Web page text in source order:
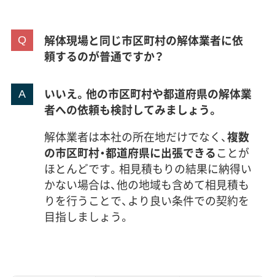
解体現場と同じ市区町村の解体業者に依
頼するのが普通ですか？
いいえ。他の市区町村や都道府県の解体業
者への依頼も検討してみましょう。
解体業者は本社の所在地だけでなく、複数
の市区町村・都道府県に出張できることが
ほとんどです。相見積もりの結果に納得い
かない場合は、他の地域も含めて相見積も
りを行うことで、より良い条件での契約を
目指しましょう。